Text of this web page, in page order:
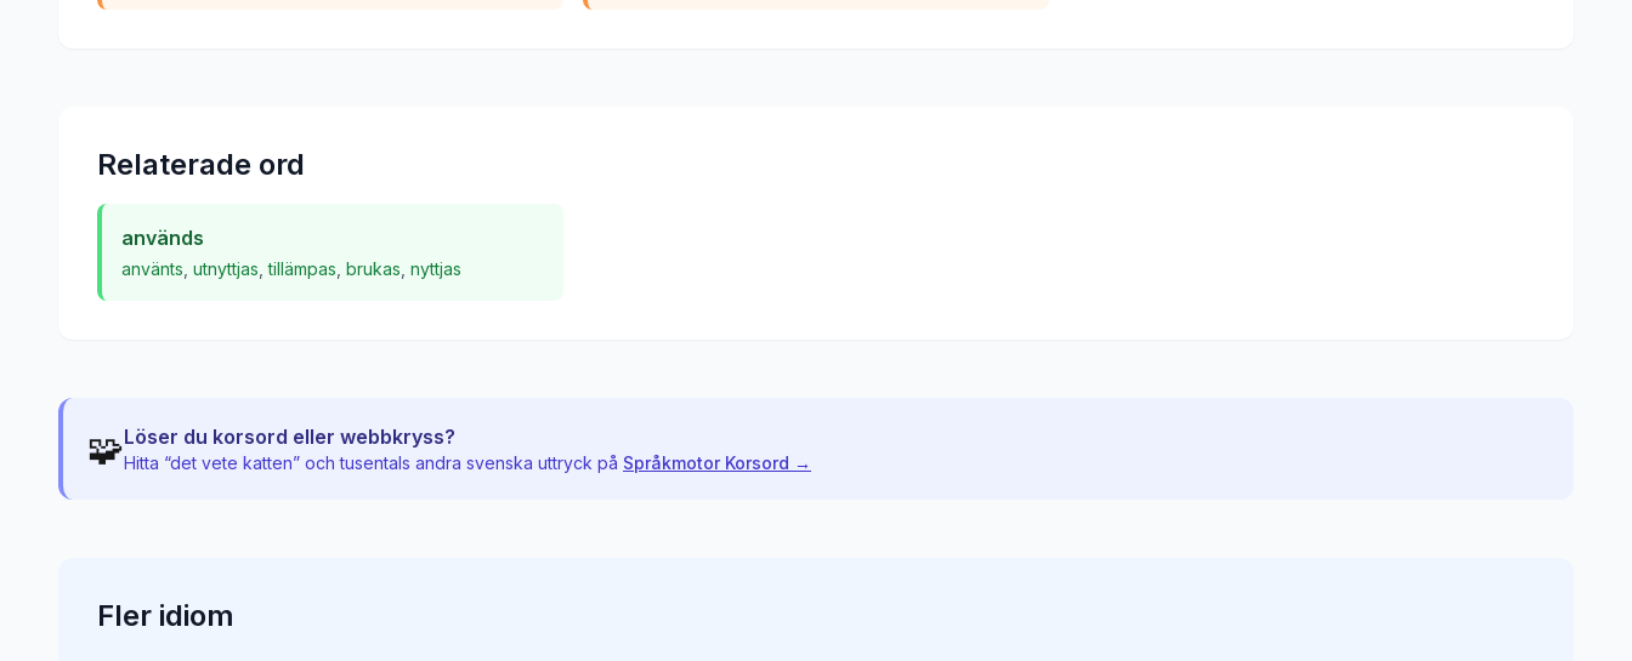
Relaterade ord
används
använts utnyttjas ,tillämpas brukas nyttjas
🧩Löser du korsord eller webbkryss?
Hitta “det vete katten” och tusentals andra svenska uttryck på Språkmotor Korsord →
Fler idiom